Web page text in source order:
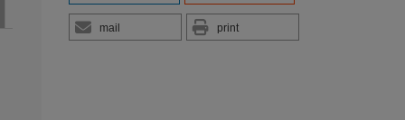
mail print